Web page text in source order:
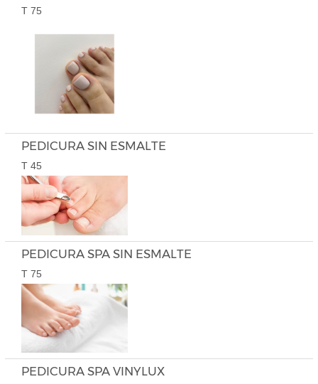
T 75
PEDICURA SIN ESMALTE
T 45
PEDICURA SPA SIN ESMALTE
T 75
PEDICURA SPA VINYLUX